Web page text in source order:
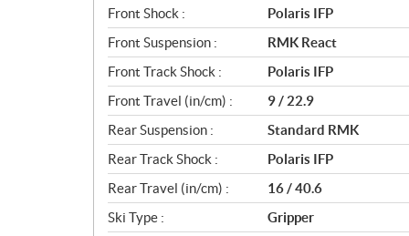
Front Shock :
Polaris IFP
Front Suspension :
RMK React
Front Track Shock :
Polaris IFP
Front Travel (in/cm) :
9 / 22.9
Rear Suspension :
Standard RMK
Rear Track Shock :
Polaris IFP
Rear Travel (in/cm) :
16 / 40.6
Ski Type :
Gripper